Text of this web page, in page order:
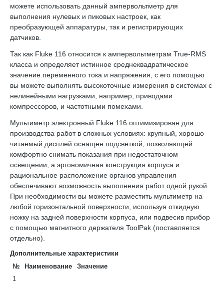
можете использовать данный ампервольтметр для
выполнения нулевых и пиковых настроек, как
преобразующей аппаратуры, так и регистрирующих
датчиков.
Так как Fluke 116 относится к ампервольтметрам True-RMS
класса и определяет истинное среднеквадратическое
значение переменного тока и напряжения, с его помощью
вы можете выполнять высокоточные измерения в системах с
нелинейными нагрузками, например, приводами
компрессоров, и частотными помехами.
Мультиметр электронный Fluke 116 оптимизирован для
производства работ в сложных условиях: крупный, хорошо
читаемый дисплей оснащен подсветкой, позволяющей
комфортно снимать показания при недостаточном
освещении, а эргономичная конструкция корпуса и
рациональное расположение органов управления
обеспечивают возможность выполнения работ одной рукой.
При необходимости вы можете разместить мультиметр на
любой горизонтальной поверхности, используя откидную
ножку на задней поверхности корпуса, или подвесив прибор
с помощью магнитного держателя ToolPak (поставляется
отдельно).
Дополнительные характеристики
№
Наименование
Значение
1